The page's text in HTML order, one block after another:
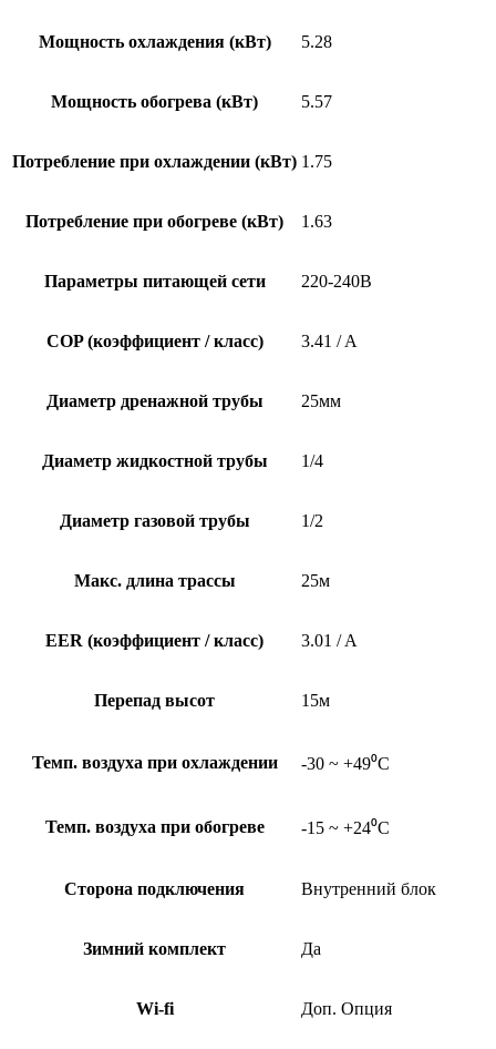
Мощность охлаждения (кВт) 5.28
Мощность обогрева (кВт) 5.57
Потребление при охлаждении (кВт) 1.75
Потребление при обогреве (кВт) 1.63
Параметры питающей сети 220-240В
COP (коэффициент / класс) 3.41 / A
Диаметр дренажной трубы 25мм
Диаметр жидкостной трубы 1/4
Диаметр газовой трубы 1/2
Макс. длина трассы 25м
EER (коэффициент / класс) 3.01 / A
Перепад высот 15м
Темп. воздуха при охлаждении -30 ~ +49⁰С
Темп. воздуха при обогреве -15 ~ +24⁰С
Сторона подключения Внутренний блок
Зимний комплект Да
Wi-fi Доп. Опция